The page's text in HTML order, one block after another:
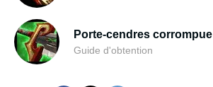
Porte-cendres corrompue
Guide d'obtention